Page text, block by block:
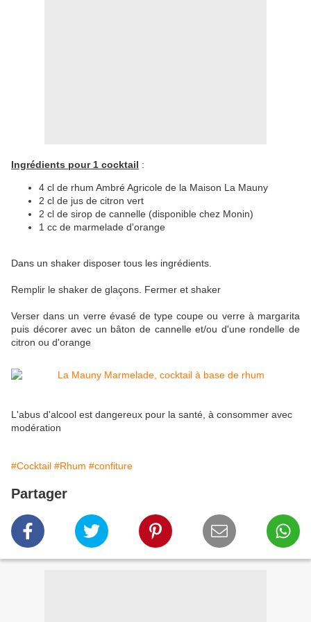
Ingrédients pour 1 cocktail :
4 cl de rhum Ambré Agricole de la Maison La Mauny
2 cl de jus de citron vert
2 cl de sirop de cannelle (disponible chez Monin)
1 cc de marmelade d'orange
Dans un shaker disposer tous les ingrédients.
Remplir le shaker de glaçons. Fermer et shaker
Verser dans un verre évasé de type coupe ou verre à margarita
puis décorer avec un bâton de cannelle et/ou d'une rondelle de
citron ou d'orange
L'abus d'alcool est dangereux pour la santé, à consommer avec
modération
#Cocktail #Rhum #confiture
Partager